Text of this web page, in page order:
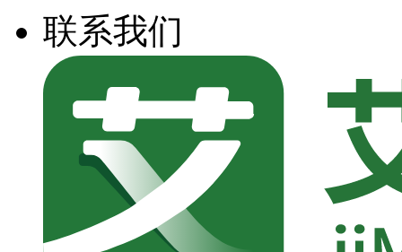
联系我们